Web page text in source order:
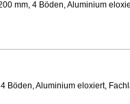
mm, 4 Böden, Aluminium
Böden, Aluminium eloxiert,